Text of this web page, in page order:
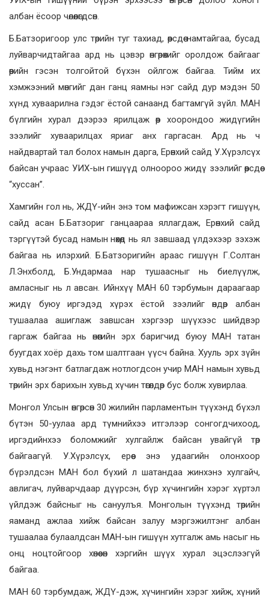
албан ёсоор чөлөөлөгдсөн.
Б.Батзоригоор улс төрийн туг тахиад, өөрсдөө намтайгаа, бусад
луйварчидтайгаа ард нь цэвэр өнгөрөхийг оролдож байгааг
өөрийн гэсэн толгойтой бүхэн ойлгож байгаа. Тийм их
хэмжээний мөнгийг дан ганц яамны нэг сайд дур мэдэн 50
хүнд хуваарилна гэдэг ёстой санаанд багтамгүй зүйл. МАН
бүлгийн хурал дээрээ ярилцаж өөр хоорондоо жидүгийн
зээлийг хуваарилцах яриаг анх гаргасан. Ард нь ч
найдвартай тал болох намын дарга, Ерөнхий сайд У.Хүрэлсүх
байсан учраас УИХ-ын гишүүд олноороо жидү зээлийг өөрсдөө
“хуссан”.
Хамгийн гол нь, ЖДҮ-ийн энэ том мафижсан хэрэгт гишүүн,
сайд асан Б.Батзориг ганцаараа яллагдаж, Ерөнхий сайд
тэргүүтэй бусад намын нөхөд нь ял завшаад үлдэхээр зэхэж
байгаа нь илэрхий. Б.Батзоригийн араас гишүүн Г.Солтан
Л.Энхболд, Б.Ундармаа нар тушаасныг нь биелүүлж,
амласныг нь л авсан. Ийнхүү МАН 60 тэрбумын дараагаар
жидү буюу иргэдэд хүрэх ёстой зээлийг өндөр албан
тушаалаа ашиглаж завшсан хэргээр шүүхээс шийдвэр
гаргаж байгаа нь өнөөгийн эрх баригчид буюу МАН татан
буугдах хоёр дахь том шалтгаан үүсч байна. Хууль эрх зүйн
хувьд нэгэнт батлагдаж нотлогдсон учир МАН намын хувьд
төрийн эрх барихын хувьд хүчин төгөлдөр бус болж хувирлаа.
Монгол Улсын өнгөрсөн 30 жилийн парламентын түүхэнд бүхэл
бүтэн 50-уулаа ард түмнийхээ итгэлээр сонгогдчихоод,
иргэдийнхээ боломжийг хулгайлж байсан увайгүй төр
байгаагүй. У.Хүрэлсүх, ерөөс энэ удаагийн олонхоор
бүрэлдсэн МАН бол бүхий л шатандаа жинхэнэ хулгайч,
авлигач, луйварчдаар дүүрсэн, бүр хүчингийн хэрэг хүртэл
үйлдэж байсныг нь сануулъя. Монголын түүхэнд төрийн
яаманд ажлаа хийж байсан залуу мэргэжилтэнг албан
тушаалаа булаалдсан МАН-ын гишүүн хутгалж амь насыг нь
онц ноцтойгоор хөнөөсөн хэргийн шүүх хурал эцэслээгүй
байгаа.
МАН 60 тэрбумдаж, ЖДҮ-дэж, хүчингийн хэрэг хийж, хүний